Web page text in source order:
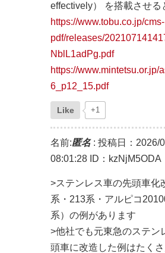
effectively） を搭載させる
https://www.tobu.co.jp/cms-
pdf/releases/
NblL1adPg.pdf
https://www.mintetsu.or.jp/
6_p12_15.pdf
Like +1
名前:匿名: 投稿日：2026/
08:01:28 ID：kzNjM5ODA
>ステンレス車の先頭車化
系・213系・アルピコ
系）の例があります
>他社でも元東急のステン
頭車に改造した例はたく